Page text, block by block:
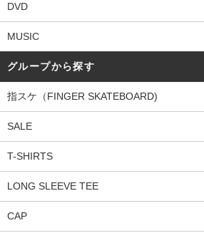
DVD
MUSIC
グループから探す
指スケ（FINGER SKATEBOARD)
SALE
T-SHIRTS
LONG SLEEVE TEE
CAP